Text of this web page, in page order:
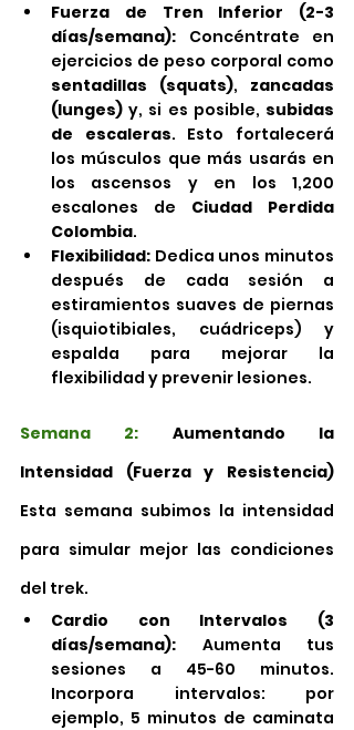
Fuerza de Tren Inferior (2-3
días/semana): Concéntrate en
sentadillas (squats), zancadas
(lunges) y, si es posible, subidas
de escaleras. Esto fortalecerá
los músculos que más usarás en
los ascensos y en los 1,200
escalones de Ciudad Perdida
Colombia.
Flexibilidad: Dedica unos minutos
después de cada sesión a
estiramientos suaves de piernas
(isquiotibiales, cuádriceps) y
espalda para mejorar la
flexibilidad y prevenir lesiones.
Semana 2: Aumentando la
Intensidad (Fuerza y Resistencia)
Esta semana subimos la intensidad
para simular mejor las condiciones
del trek.
Cardio con Intervalos (3
días/semana): Aumenta tus
sesiones a 45-60 minutos.
Incorpora intervalos: por
ejemplo, 5 minutos de caminata